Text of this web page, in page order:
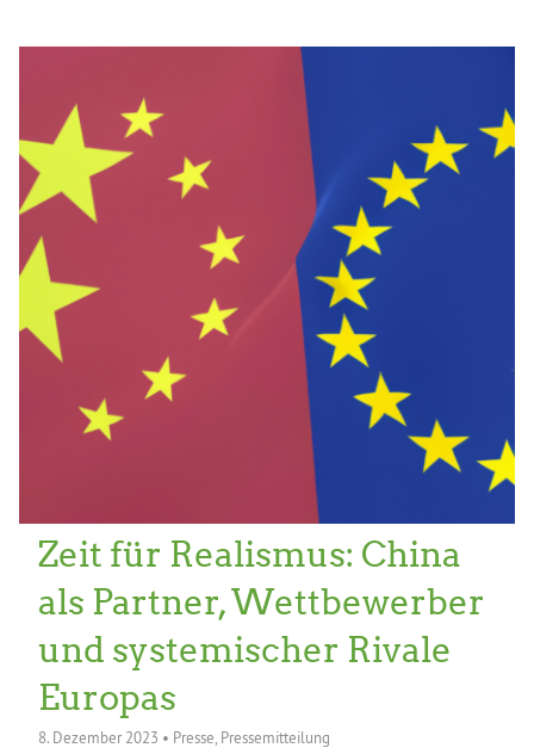
Zeit für Realismus: China
als Partner, Wettbewerber
und systemischer Rivale
Europas
8. Dezember 2023 • Presse Pressemitteilung